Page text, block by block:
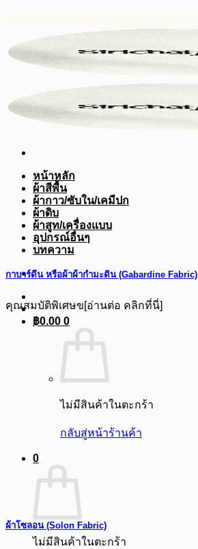
ยัง
หน้าหลัก
ผ้าสีพื้น
ผ้ากาว/ซับใน/เคมีปก
ผ้าดิบ
ผ้าสูท/เครื่องแบบ
อุปกรณ์อื่นๆ
บทความ
฿0.00 0
ไม่มีสินค้าในตะกร้า
กลับสู่หน้าร้านค้า
0
ไม่มีสินค้าในตะกร้า
กาบาร์ดีน หรือผ้าผ้ากำมะดิน (Gabardine Fabric)
คุณสมบัติพิเศษข[อ่านต่อ คลิกที่นี่]
ผ้าโซลอน (Solon Fabric)